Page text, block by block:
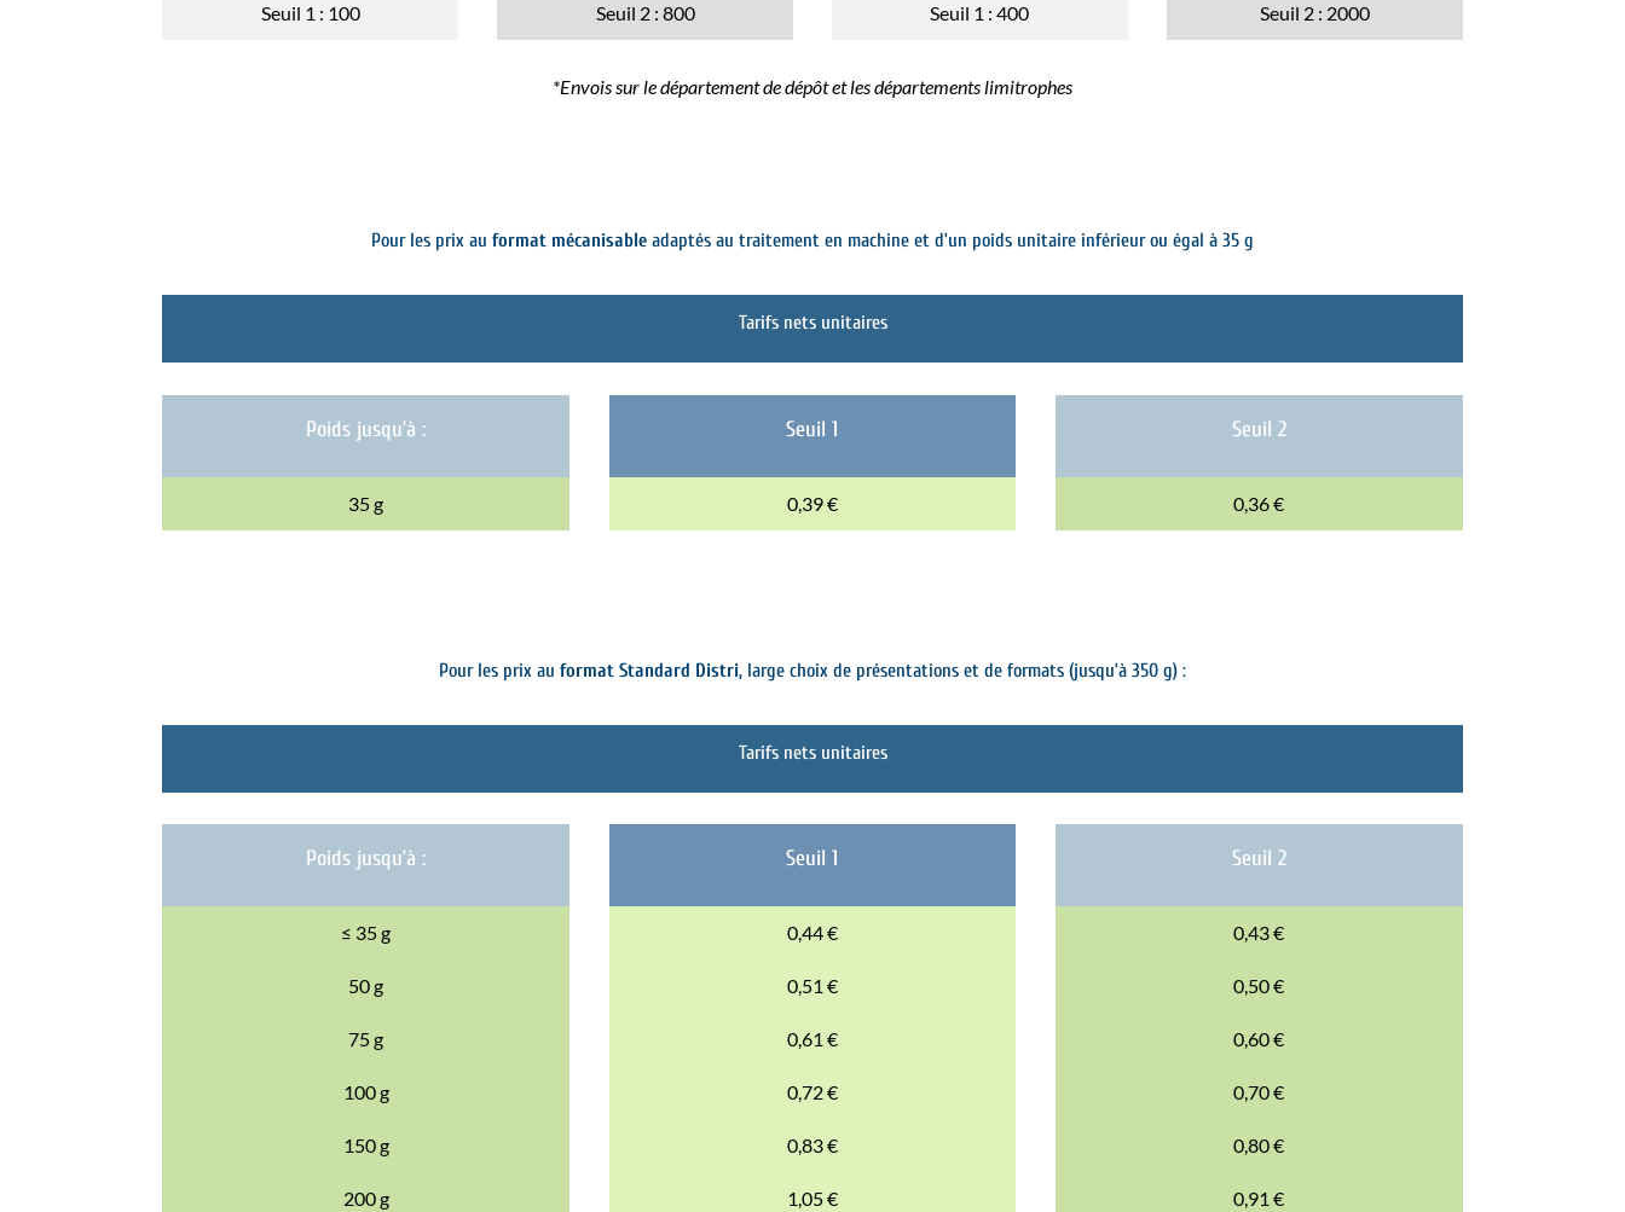
Seuil 1 : 100 Seuil 2 : 800 Seuil 1 : 400 Seuil 2 : 2000
*Envois sur le département de dépôt et les départements limitrophes
Pour les prix au format mécanisable adaptés au traitement en machine et d’un poids unitaire inférieur ou égal à 35 g
Tarifs nets unitaires
Poids jusqu’à :
35 g
Seuil 1
0,39 €
Seuil 2
0,36 €
Pour les prix au format Standard Distri, large choix de présentations et de formats (jusqu’à 350 g) :
Tarifs nets unitaires
Poids jusqu’à :
≤ 35 g
50 g
75 g
100 g
150 g
200 g
Seuil 1
0,44 €
0,51 €
0,61 €
0,72 €
0,83 €
1,05 €
Seuil 2
0,43 €
0,50 €
0,60 €
0,70 €
0,80 €
0,91 €